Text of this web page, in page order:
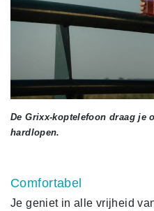
De Grixx-koptelefoon draag je
hardlopen.
Comfortabel
Je geniet in alle vrijheid